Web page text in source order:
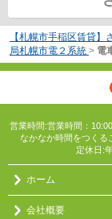
【札幌市手稲区賃貸】
局札幌市電２系統 > 電
営業時間:営業時間：
なかなか時間をつくる
定休日:
ホーム
会社概要